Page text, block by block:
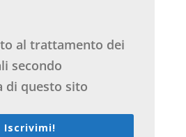
al trattamento dei
secondo
di questo sito
Iscrivimi!